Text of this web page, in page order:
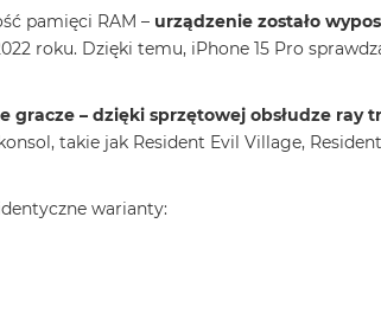
pamięci RAM – urządzenie zostało
roku. Dzięki temu, iPhone 15 Pro
gracze – dzięki sprzętowej obsłudze ray
takie jak Resident Evil Village,
warianty: